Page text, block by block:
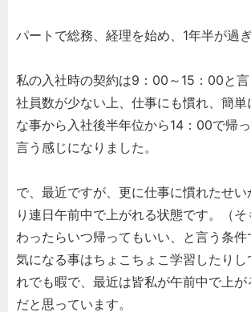
パートで総務、経理を始め、1年半が過ぎ
私の入社時の契約は9：00～15：00と言
社員数が少ない上、仕事にも慣れ、簡単
な事から入社後半年位から14：00で帰
言う感じになりました。
で、最近ですが、更に仕事に慣れたせ
り連日午前中で上がれる状態です。（
わったらいつ帰ってもいい、と言う条件
気になる事はちょこちょこ学習したり
れでも暇で、最近は皆私が午前中で上
だと思っています。